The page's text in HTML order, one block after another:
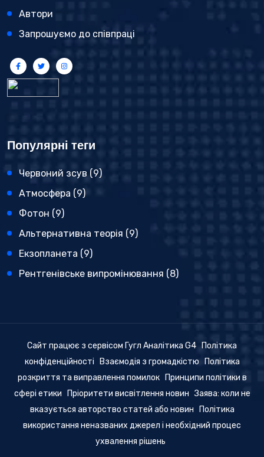
Автори
Запрошуємо до співпраці
Популярні теги
Червоний зсув (9)
Атмосфера (9)
Фотон (9)
Альтернативна теорія (9)
Екзопланета (9)
Рентгенівське випромінювання (8)
Сайт працює з сервісом Гугл Аналітика G4
Політика
конфіденційності
Взаємодія з громадкістю
Політика
розкриття та виправлення помилок
Принципи політики в
сфері етики
Пріоритети висвітлення новин Заява: коли не
вказується авторство статей або новин
Політика
використання неназваних джерел і необхідний процес
ухвалення рішень